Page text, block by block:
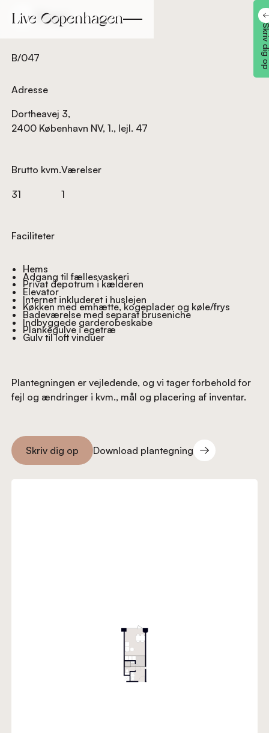
Tilbage
B/047
Adresse
Dortheavej 3,
2400 København NV, 1., lejl. 47
Brutto kvm.
31
Værelser
1
Faciliteter
Hems
Adgang til fællesvaskeri
Privat depotrum i kælderen
Elevator
Internet inkluderet i huslejen
Køkken med emhætte, kogeplader og køle/frys
Badeværelse med separat bruseniche
Indbyggede garderobeskabe
Plankegulve i egetræ
Gulv til loft vinduer
Plantegningen er vejledende, og vi tager forbehold for
fejl og ændringer i kvm., mål og placering af inventar.
Skriv dig op
Skriv dig op
Download plantegning
Download plantegning